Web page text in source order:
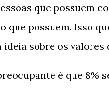
que possuem
que possuem. Isso
ideia sobre os
é que 8%